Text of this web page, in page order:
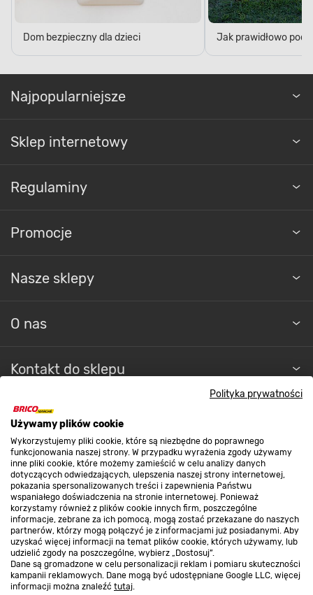
Polityka prywatności
Używamy plików cookie
Wykorzystujemy pliki cookie, które są niezbędne do poprawnego
funkcjonowania naszej strony. W przypadku wyrażenia zgody używamy
inne pliki cookie, które możemy zamieścić w celu analizy danych
dotyczących odwiedzających, ulepszenia naszej strony internetowej,
pokazania spersonalizowanych treści i zapewnienia Państwu
wspaniałego doświadczenia na stronie internetowej. Ponieważ
korzystamy również z plików cookie innych firm, poszczególne
informacje, zebrane za ich pomocą, mogą zostać przekazane do naszych
partnerów, którzy mogą połączyć je z informacjami już posiadanymi. Aby
uzyskać więcej informacji na temat plików cookie, których używamy, lub
udzielić zgody na poszczególne, wybierz „Dostosuj”.
Dane są gromadzone w celu personalizacji reklam i pomiaru skuteczności
kampanii reklamowych. Dane mogą być udostępniane Google LLC, więcej
informacji można znaleźć tutaj.
Dom bezpieczny dla dzieci Jak prawidłowo
Najpopularniejsze
Sklep internetowy
Regulaminy
Promocje
Nasze sklepy
O nas
Kontakt do sklepu
Strefa biznesu
Dołącz do nas
Metody płatności